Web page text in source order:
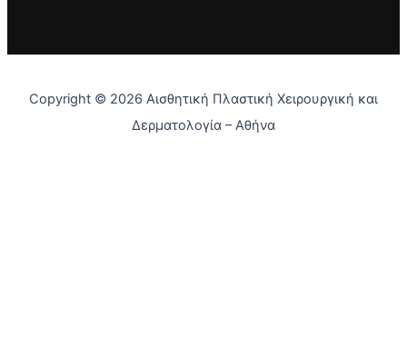
Copyright © 2026 Αισθητική Πλαστική Χειρουργική και
Δερματολογία – Αθήνα